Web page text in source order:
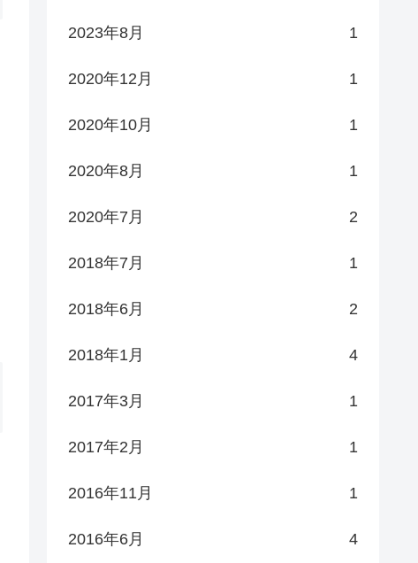
2023年8月 1
2020年12月 1
2020年10月 1
2020年8月 1
2020年7月 2
2018年7月 1
2018年6月 2
2018年1月 4
2017年3月 1
2017年2月 1
2016年11月 1
2016年6月 4